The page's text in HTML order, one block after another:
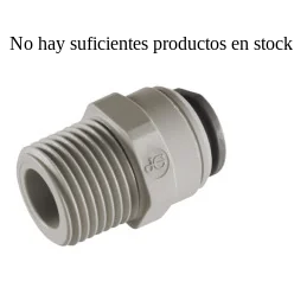
No hay suficientes productos en stock